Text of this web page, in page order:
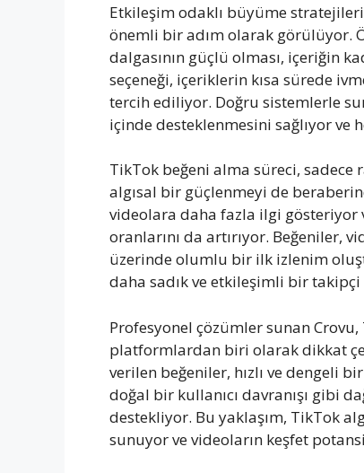
Etkileşim odaklı büyüme
önemli bir adım olarak görülüyor.
dalgasının güçlü olması, içeriğin
seçeneği, içeriklerin kısa sürede
tercih ediliyor. Doğru sistemlerle
içinde desteklenmesini sağlıyor ve
TikTok beğeni alma süreci,
algısal bir güçlenmeyi de
videolara daha fazla ilgi gösteriyor
oranlarını da artırıyor. Beğeniler,
üzerinde olumlu bir ilk izlenim
daha sadık ve etkileşimli bir
Profesyonel çözümler sunan
platformlardan biri olarak dikkat
verilen beğeniler, hızlı ve dengeli
doğal bir kullanıcı davranışı gibi
destekliyor. Bu yaklaşım, TikTok
sunuyor ve videoların keşfet